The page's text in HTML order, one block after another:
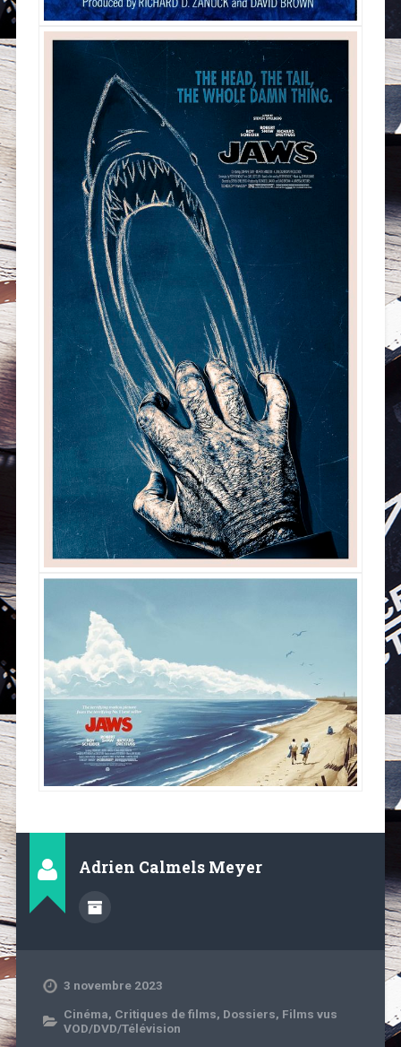
Adrien Calmels Meyer
3 novembre 2023
Cinéma, Critiques de films, Dossiers, Films vus
VOD/DVD/Télévision